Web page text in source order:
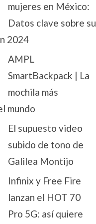
mujeres en México:
Datos clave sobre su
2024
AMPL
SmartBackpack | La
mochila más
mundo
El supuesto video
subido de tono de
Galilea Montijo
Infinix y Free Fire
lanzan el HOT 70
Pro 5G: así quiere